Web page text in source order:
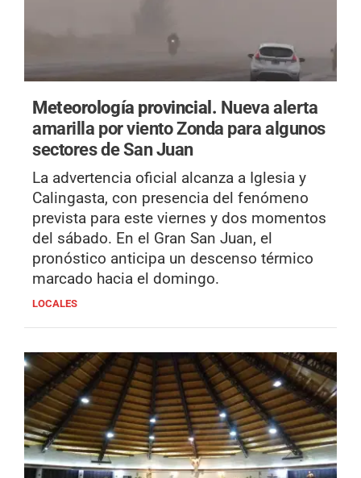
Meteorología provincial. Nueva alerta
amarilla por viento Zonda para algunos
sectores de San Juan
La advertencia oficial alcanza a Iglesia y
Calingasta, con presencia del fenómeno
prevista para este viernes y dos momentos
del sábado. En el Gran San Juan, el
pronóstico anticipa un descenso térmico
marcado hacia el domingo.
LOCALES